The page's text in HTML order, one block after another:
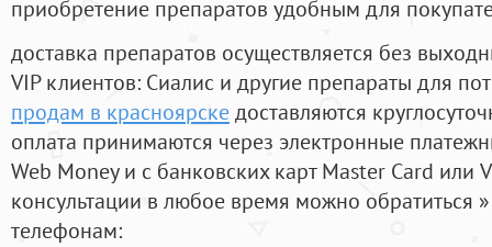
приобретение препаратов удобным для
доставка препаратов осуществляется без
VIP клиентов: Сиалис и другие препараты для
продам в красноярскедоставляются
оплата принимаются через электронные
Web Money и с банковских карт Master Card или
консультации в любое время можно обратиться
телефонам: